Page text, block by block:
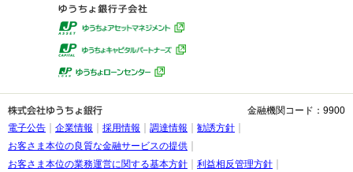
金融機関コード：9900
電子公告
企業情報 採用情報 調達情報
勧誘方針
お客さま本位の良質な金融サービスの提供
お客さま本位の業務運営に関する基本方針
利益相反管理方針